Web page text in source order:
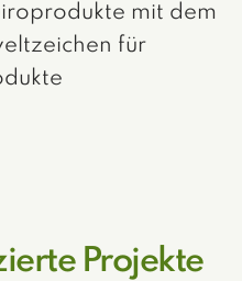
mit dem
für
Projekte